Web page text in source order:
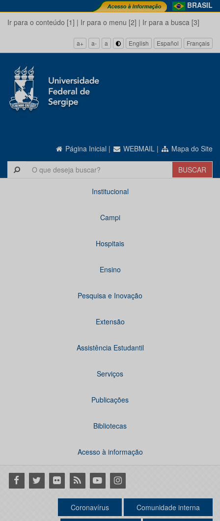
BRASIL
Ir para o conteúdo [1] | Ir para o menu [2] | Ir para a busca [3]
a+ a- a English Español Français
Página Inicial | WEBMAIL | Mapa do Site
Institucional
Campi
Hospitais
Ensino
Pesquisa e Inovação
Extensão
Assistência Estudantil
Serviços
Publicações
Bibliotecas
Acesso à informação
Facebook
Twitter Flickr RSS YoutubeInstagram
Coronavírus Comunidade interna